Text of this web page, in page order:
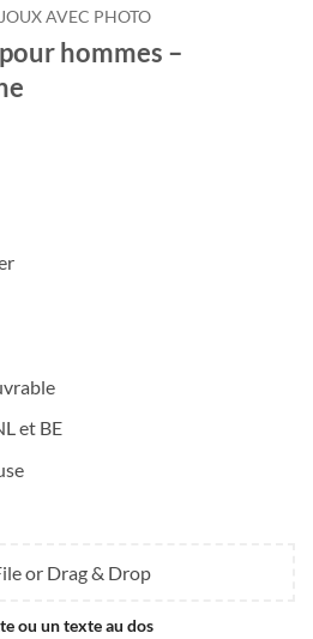
AVEC PHOTO
hommes –
et BE
or Drag & Drop
ou un texte au dos